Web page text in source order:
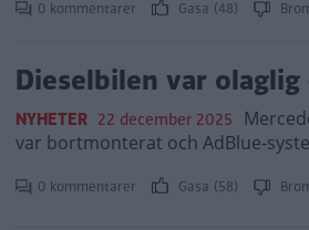
0 kommentarer Gasa (48)
Dieselbilen var
NYHETER 22 december 2025
var bortmonterat och AdBlue-
0 kommentarer Gasa (58)